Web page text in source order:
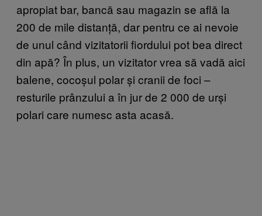
apropiat bar, bancă sau magazin se află la
200 de mile distanță, dar pentru ce ai nevoie
de unul când vizitatorii fiordului pot bea direct
din apă? În plus, un vizitator vrea să vadă aici
balene, cocoșul polar și cranii de foci –
resturile prânzului a în jur de 2 000 de urși
polari care numesc asta acasă.